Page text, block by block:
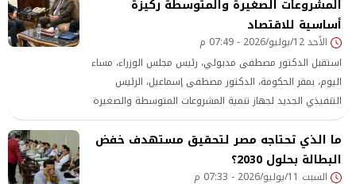
المشروعات الصغيرة والمتوسطة ركيزة
أساسية للاقتصاد
الأحد 12/يوليو/2026 - 07:49 م
استقبل الدكتور مصطفى مدبولي، رئيس مجلس الوزراء، مساء
اليوم، بمقر الحكومة، الدكتور مصطفى إسماعيل، الرئيس
التنفيذي الجديد لجهاز تنمية المشروعات المتوسطة والصغيرة
ومتناهية الصغر، إلى جانب السيد باسل رحمي، الرئيس
التنفيذي السابق للجهاز، وذلك في إطار مراسم تسليم وتسلم
مهام رئاسة الجهاز.
ما الذي تحتاجه مصر لتحقيق مستهدف خفض
البطالة بحلول 2030؟
السبت 11/يوليو/2026 - 07:33 م